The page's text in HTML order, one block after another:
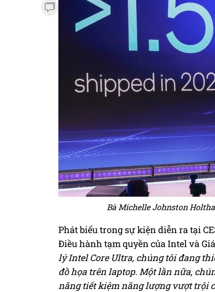
Bà Michelle Johnston
Phát biểu trong sự kiện diễn ra tại
Điều hành tạm quyền của Intel và
lý Intel Core Ultra, chúng tôi đang
đồ họa trên laptop. Một lần nữa,
năng tiết kiệm năng lượng vượt trội